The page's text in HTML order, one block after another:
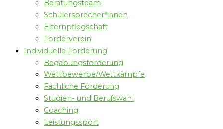
Beratungsteam
Schülersprecher*innen
Elternpflegschaft
Förderverein
Individuelle Förderung
Begabungsförderung
Wettbewerbe/Wettkämpfe
Fachliche Förderung
Studien- und Berufswahl
Coaching
Leistungssport